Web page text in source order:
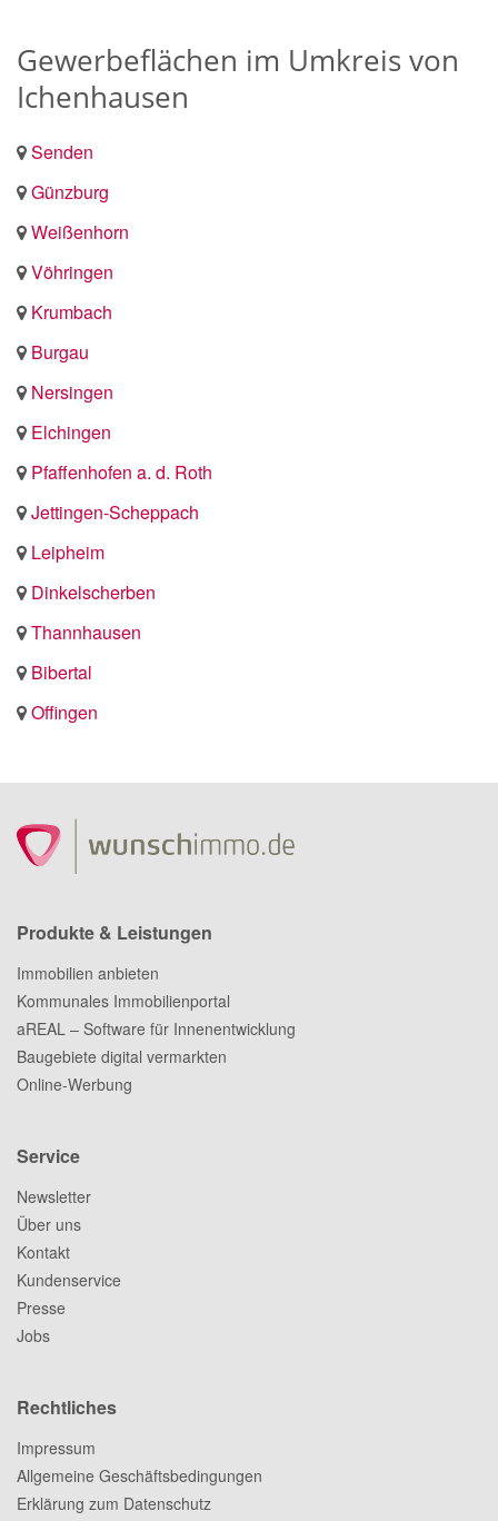
Gewerbeflächen im Umkreis von
Ichenhausen
Senden
Günzburg
Weißenhorn
Vöhringen
Krumbach
Burgau
Nersingen
Elchingen
Pfaffenhofen a. d. Roth
Jettingen-Scheppach
Leipheim
Dinkelscherben
Thannhausen
Bibertal
Offingen
Produkte & Leistungen
Immobilien anbieten
Kommunales Immobilienportal
aREAL – Software für Innenentwicklung
Baugebiete digital vermarkten
Online-Werbung
Service
Newsletter
Über uns
Kontakt
Kundenservice
Presse
Jobs
Rechtliches
Impressum
Allgemeine Geschäftsbedingungen
Erklärung zum Datenschutz